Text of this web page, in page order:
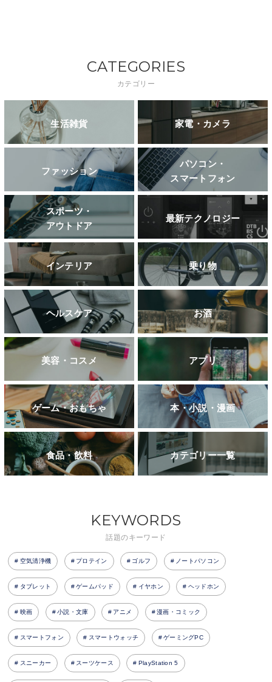
CATEGORIES
カテゴリー
生活雑貨 家電・カメラ
ファッション
パソコン・
スマートフォン
スポーツ・
アウトドア
最新テクノロジー
インテリア 乗り物
ヘルスケア お酒
美容・コスメ アプリ
ゲーム・おもちゃ 本・小説・漫画
食品・飲料 カテゴリー一覧
KEYWORDS
話題のキーワード
空気清浄機 プロテイン ゴルフ ノートパソコン
タブレット ゲームパッド イヤホン ヘッドホン
映画 小説・文庫 アニメ 漫画・コミック
スマートフォン スマートウォッチ ゲーミングPC
スニーカー スーツケース PlayStation 5